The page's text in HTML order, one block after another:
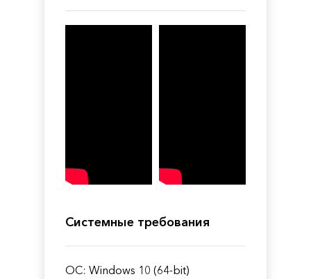
Системные требования
ОС: Windows 10 (64-bit)